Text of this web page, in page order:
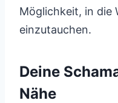
Möglichkeit, in die
einzutauchen.
Deine
Nähe